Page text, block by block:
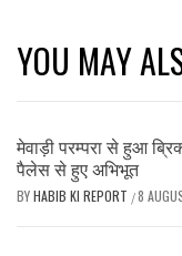
YOU MAY
मेवाड़ी परम्परा से हुआ
पैलेस से हुए अभिभूत
BYHABIB KI REPORT /8